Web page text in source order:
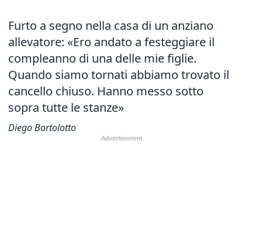
Furto a segno nella casa di un anziano
allevatore: «Ero andato a festeggiare il
compleanno di una delle mie figlie.
Quando siamo tornati abbiamo trovato il
cancello chiuso. Hanno messo sotto
sopra tutte le stanze»
Diego Bortolotto